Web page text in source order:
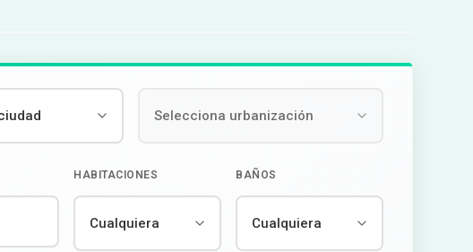
HABITACIONES BAÑOS